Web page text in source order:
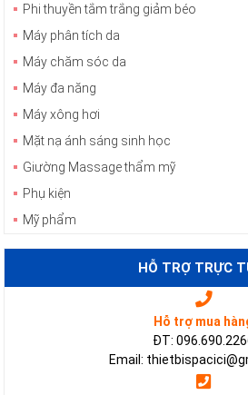
Phi thuyền tắm trắng giảm béo
Máy phân tích da
Máy chăm sóc da
Máy đa năng
Máy xông hơi
Mặt nạ ánh sáng sinh học
Giường Massage thẩm mỹ
Phụ kiện
Mỹ phẩm
HỖ TRỢ TRỰC
Hỗ trợ mua
ĐT:
Email: